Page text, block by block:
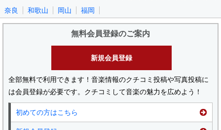
奈良
和歌山 岡山 福岡
無料会員登録のご案内
新規会員登録
全部無料で利用できます！音楽情報のクチコミ投稿や写真投稿に
は会員登録が必要です。クチコミして音楽の魅力を広めよう！
初めての方はこちら